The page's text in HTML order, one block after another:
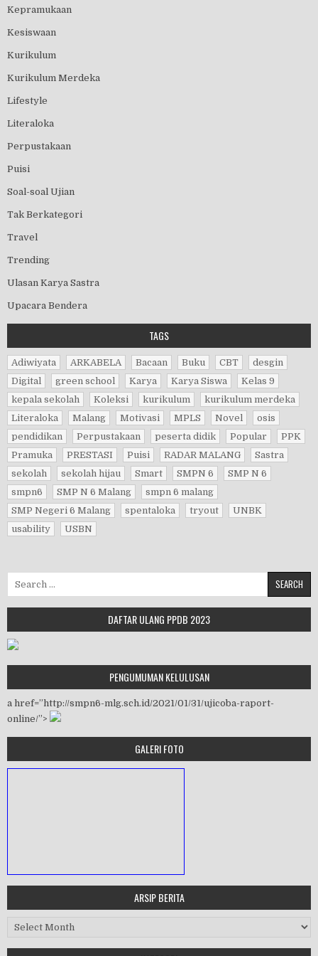
Kepramukaan
Kesiswaan
Kurikulum
Kurikulum Merdeka
Lifestyle
Literaloka
Perpustakaan
Puisi
Soal-soal Ujian
Tak Berkategori
Travel
Trending
Ulasan Karya Sastra
Upacara Bendera
TAGS
Adiwiyata ARKABELA Bacaan Buku CBT
desgin
Digital
green school Karya Karya Siswa
Kelas 9
kepala sekolah
Koleksi kurikulum
kurikulum merdeka
Literaloka
Malang Motivasi MPLS Novel
osis
pendidikan
Perpustakaan peserta didik Popular
PPK
Pramuka
PRESTASI Puisi RADAR MALANG
Sastra
sekolah
sekolah hijau Smart SMPN 6
SMP N 6
smpn6
SMP N 6 Malang
smpn 6 malang
SMP Negeri 6 Malang
spentaloka tryout
UNBK
usability
USBN
DAFTAR ULANG PPDB 2023
PENGUMUMAN KELULUSAN
a href=”http://smpn6-mlg.sch.id/2021/01/31/ujicoba-raport-
online/”>
GALERI FOTO
Workshop Perangkat 2019
ARSIP BERITA
Arsip Berita